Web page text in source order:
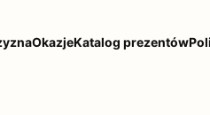
OkazjeKatalog prezentów